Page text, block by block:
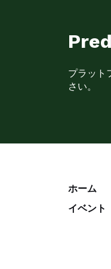
プラット
さい。
ホーム
イベント